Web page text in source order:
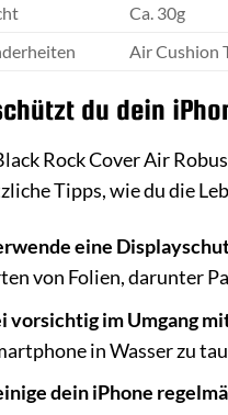
Ca. 30g
Air Cushion
du dein
Rock Cover Air
Tipps, wie du die
eine
von Folien, darunter
vorsichtig im Umgang
in Wasser zu
dein iPhone